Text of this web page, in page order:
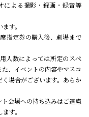
による撮影・録画・録音等
す。
指定券の購入後、劇場まで
人数によっては所定のスペ
、イベントの内容やマスコ
場合がございます。あらか
会場への持ち込みはご遠慮
す。